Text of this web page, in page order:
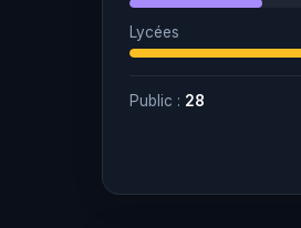
Lycées
Public : 28